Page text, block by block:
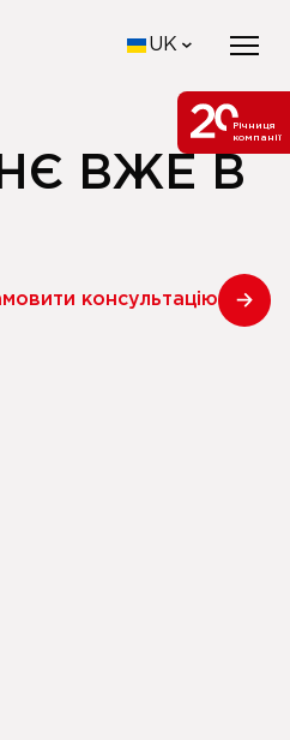
UK
Річниця
компанії
ВЖЕ В
консультацію